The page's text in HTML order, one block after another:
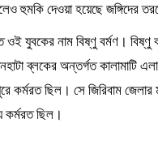
হুমকি দেওয়া হয়েছে জঙ্গিদের
যুবকের নাম বিষ্ণু বর্মণ। বিষ্ণু
ব্লকের অন্তর্গত কালামাটি
কর্মরত ছিল। সে জিরিবাম জেলার
কর্মরত ছিল।